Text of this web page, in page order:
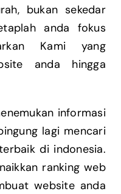
bukan sekedar
anda fokus
Kami yang
anda hingga
informasi
lagi mencari
di indonesia.
ranking web
website anda